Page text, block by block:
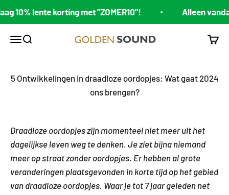
lente korting met "ZOMER10"! Alleen
Ouvrir la navigation
Ouvrir la rechercheGolden Sound Voir
5 Ontwikkelingen in draadloze oordopjes: Wat gaat 2024
ons brengen?
Draadloze oordopjes zijn momenteel niet meer uit het
dagelijkse leven weg te denken. Je ziet bijna niemand
meer op straat zonder oordopjes. Er hebben al grote
veranderingen plaatsgevonden in korte tijd op het gebied
van draadloze oordopjes. Waar je tot 7 jaar geleden net